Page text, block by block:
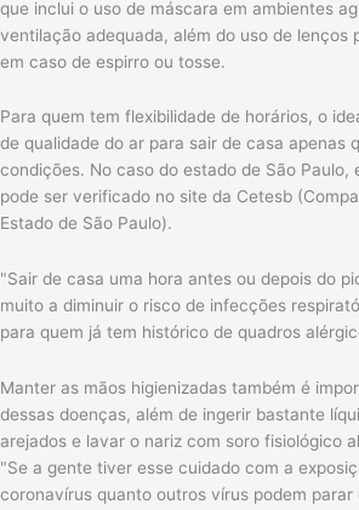
que inclui o uso de máscara em ambientes
ventilação adequada, além do uso de lenços
em caso de espirro ou tosse.
Para quem tem flexibilidade de horários, o
de qualidade do ar para sair de casa apenas
condições. No caso do estado de São Paulo,
pode ser verificado no site da Cetesb
Estado de São Paulo).
"Sair de casa uma hora antes ou depois do
muito a diminuir o risco de infecções
para quem já tem histórico de quadros
Manter as mãos higienizadas também é
dessas doenças, além de ingerir bastante
arejados e lavar o nariz com soro fisiológico
"Se a gente tiver esse cuidado com a
coronavírus quanto outros vírus podem